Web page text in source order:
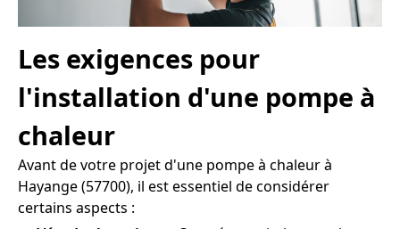
Les exigences pour
l'installation d'une pompe à
chaleur
Avant de votre projet d'une pompe à chaleur à
Hayange (57700), il est essentiel de considérer
certains aspects :